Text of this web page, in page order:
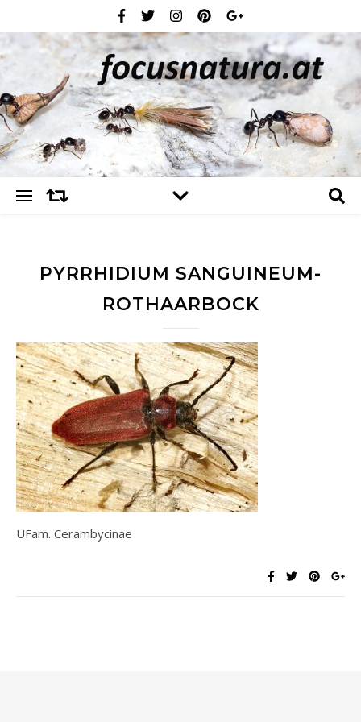
PYRRHIDIUM SANGUINEUM-
ROTHAARBOCK
UFam. Cerambycinae